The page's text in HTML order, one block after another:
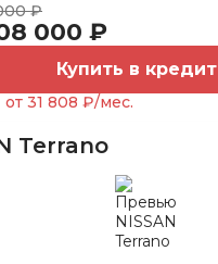
₽
000 ₽
Купить в кредит
от 31 808 ₽/мес.
Terrano